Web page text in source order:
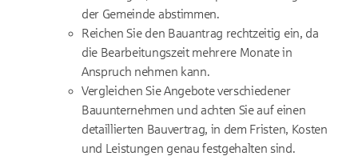
der Gemeinde abstimmen.
Reichen Sie den Bauantrag rechtzeitig ein, da
die Bearbeitungszeit mehrere Monate in
Anspruch nehmen kann.
Vergleichen Sie Angebote verschiedener
Bauunternehmen und achten Sie auf einen
detaillierten Bauvertrag, in dem Fristen, Kosten
und Leistungen genau festgehalten sind.